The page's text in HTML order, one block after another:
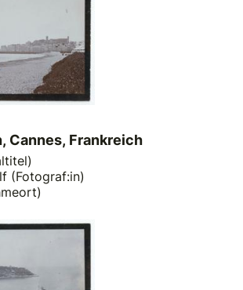
Cannes, Frankreich
(Fotograf:in)